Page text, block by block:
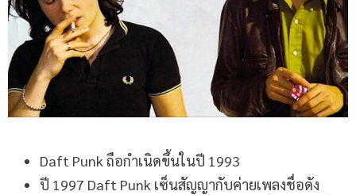
Daft Punk ถือกำเนิดขึ้นในปี 1993
ปี 1997 Daft Punk เซ็นสัญญากับค่ายเพลงชื่อดัง